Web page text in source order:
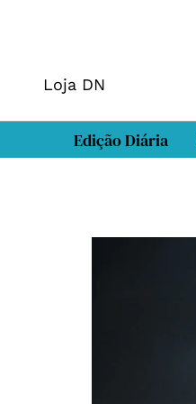
Loja DN
Edição Diária